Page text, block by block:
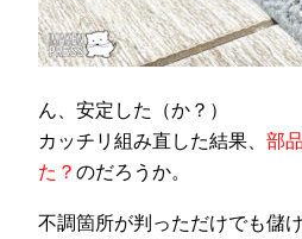
ん、安定した（か？）
カッチリ組み直した結果、 部
た？ のだろうか。
不調箇所が判っただけでも儲